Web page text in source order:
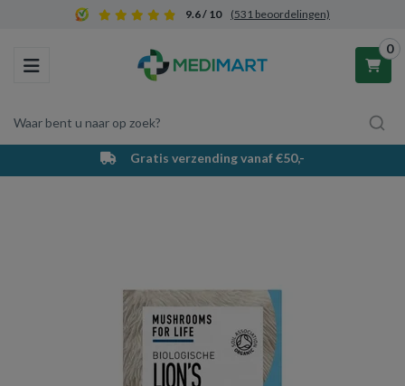
9.6 / 10 (531 beoordelingen)
Toggle navigation
Waar bent u naar op zoek?
0
Winkelwagen
Gratis verzending vanaf €50,-